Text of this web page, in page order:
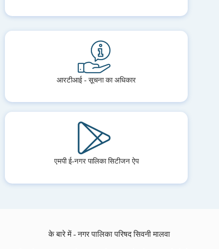
आरटीआई - सूचना का अधिकार
एमपी ई-नगर पालिका सिटीजन ऐप
के बारे में - नगर पालिका परिषद सिवनी मालवा